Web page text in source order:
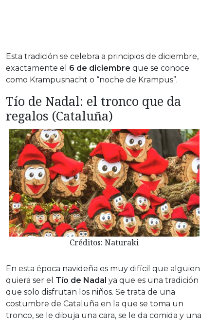
Esta tradición se celebra a principios de diciembre,
exactamente el 6 de diciembre que se conoce
como Krampusnacht o “noche de Krampus”.
Tío de Nadal: el tronco que da
regalos (Cataluña)
Créditos: Naturaki
En esta época navideña es muy difícil que alguien
quiera ser el Tío de Nadal ya que es una tradición
que solo disfrutan los niños. Se trata de una
costumbre de Cataluña en la que se toma un
tronco, se le dibuja una cara, se le da comida y una